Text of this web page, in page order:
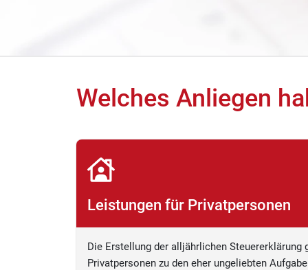
Welches Anliegen
Leistungen für Privatpersonen
Die Erstellung der alljährlichen Steuererklärung
Privatpersonen zu den eher ungeliebten